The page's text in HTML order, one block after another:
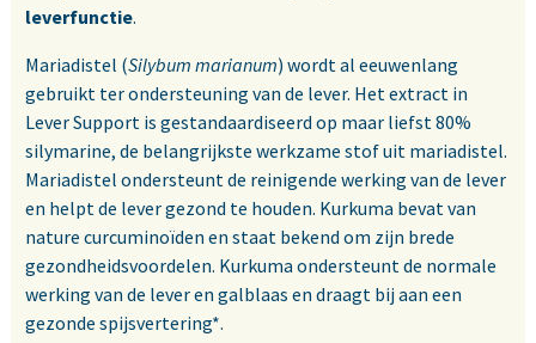
leverfunctie.
Mariadistel (Silybum marianum) wordt al eeuwenlang
gebruikt ter ondersteuning van de lever. Het extract in
Lever Support is gestandaardiseerd op maar liefst 80%
silymarine, de belangrijkste werkzame stof uit mariadistel.
Mariadistel ondersteunt de reinigende werking van de lever
en helpt de lever gezond te houden. Kurkuma bevat van
nature curcuminoïden en staat bekend om zijn brede
gezondheidsvoordelen. Kurkuma ondersteunt de normale
werking van de lever en galblaas en draagt bij aan een
gezonde spijsvertering*.